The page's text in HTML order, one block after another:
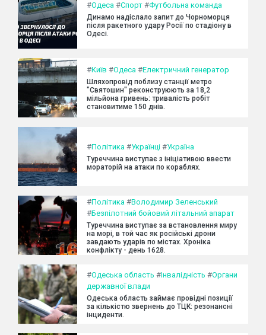
#Одеса #Спорт #Футбольна команда
Динамо надіслало запит до Чорноморця
після ракетного удару Росії по стадіону в
Одесі.
#Київ #Одеса #Електричний генератор
Шляхопровід поблизу станції метро
"Святошин" реконструюють за 18,2
мільйона гривень: тривалість робіт
становитиме 150 днів.
#Політика #Українці #Україна
Туреччина виступає з ініціативою ввести
мораторій на атаки по кораблях.
#Політика #Володимир Зеленський
#Безпілотний бойовий літальний апарат
Туреччина виступає за встановлення миру
на морі, в той час як російські дрони
завдають ударів по містах. Хроніка
конфлікту - день 1628.
#Одеська область #Інвалідність #Органи
державної влади
Одеська область займає провідні позиції
за кількістю звернень до ТЦК: резонансні
інциденти.